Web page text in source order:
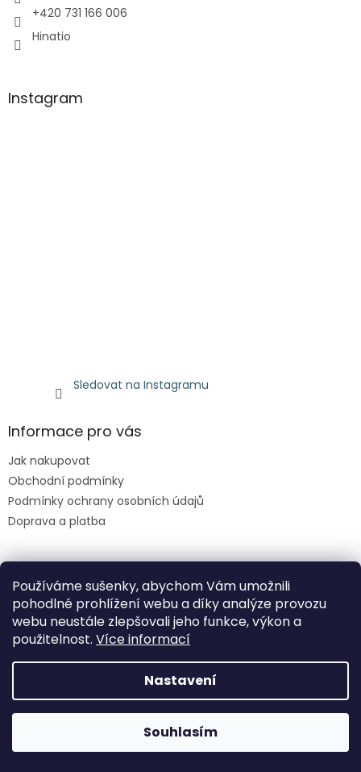
Používáme sušenky, abychom Vám umožnili
pohodlné prohlížení webu a díky analýze provozu
webu neustále zlepšovali jeho funkce, výkon a
použitelnost. Více informací
Nastavení
Souhlasím
Na webu se pracuje, omluvte případné drobné komplikace
+420 731 166 006
Hinatio
Instagram
Sledovat na Instagramu
Informace pro vás
Jak nakupovat
Obchodní podmínky
Podmínky ochrany osobních údajů
Doprava a platba
Facebook
Vytvořil Shoptet
HINATIO. Všechna práva vyhrazena.